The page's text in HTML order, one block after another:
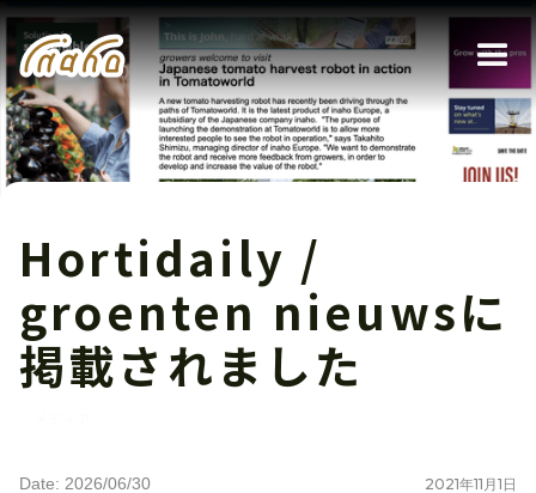
Hortidaily /
groenten nieuwsに
掲載されました
Date: 2026/06/30 2021年11 月1 日